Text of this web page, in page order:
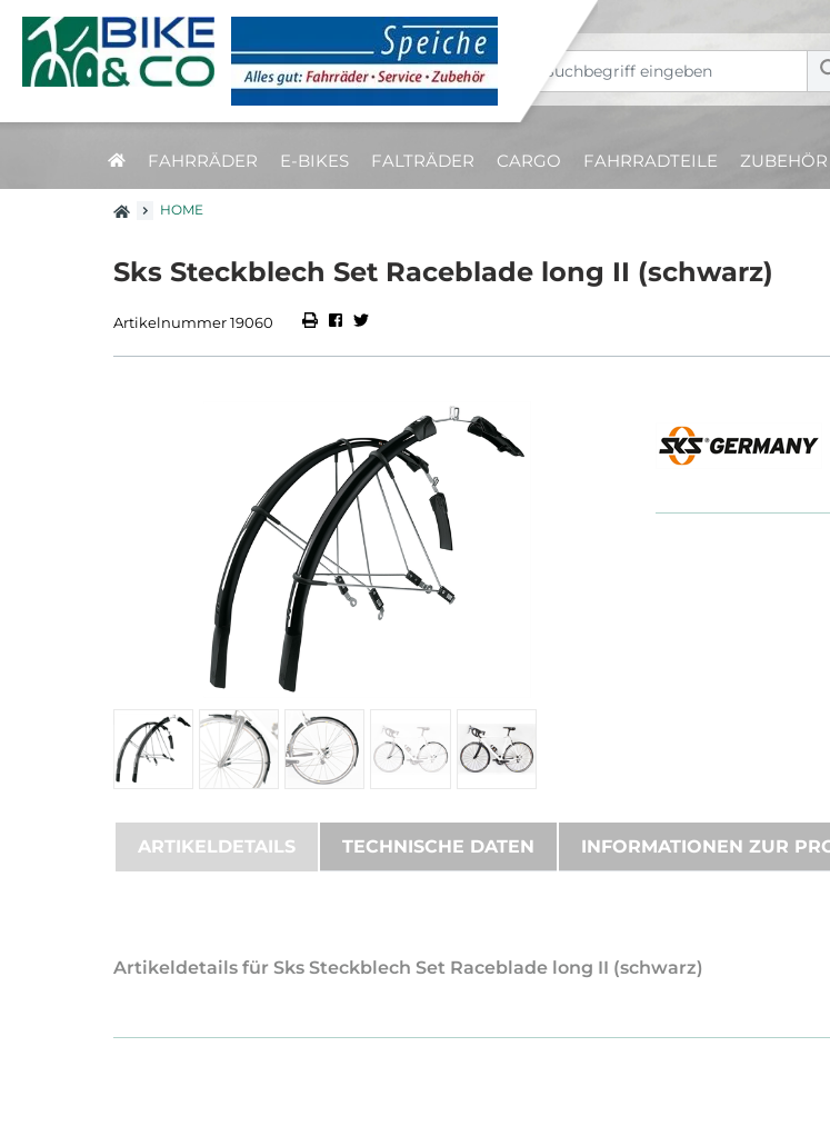
FAHRRÄDER E-BIKES FALTRÄDER CARGO FAHRRADTEILE ZUBEHÖR
HOME
Sks Steckblech Set Raceblade long II (schwarz)
Artikelnummer 19060
ARTIKELDETAILS TECHNISCHE DATEN INFORMATIONEN ZUR
Artikeldetails für Sks Steckblech Set Raceblade long II (schwarz)